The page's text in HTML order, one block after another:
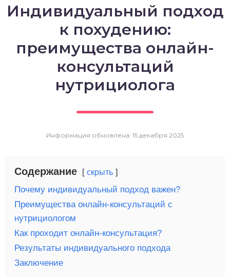
Индивидуальный подход
к похудению:
преимущества онлайн-
консультаций
нутрициолога
Информация обновлена: 15 декабря 2025
Содержание скрыть
Почему индивидуальный подход важен?
Преимущества онлайн-консультаций с
нутрициологом
Как проходит онлайн-консультация?
Результаты индивидуального подхода
Заключение
выпечка